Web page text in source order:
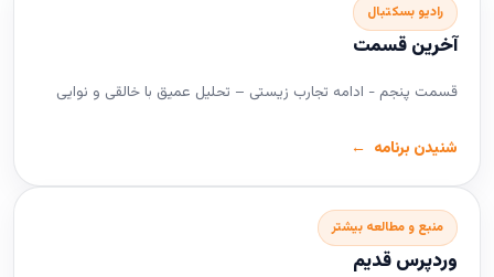
رادیو بسکتبال
آخرین قسمت
قسمت پنجم - ادامه تجارب زیستی – تحلیل عمیق با خالقی و نوایی
شنیدن برنامه
منبع و مطالعه بیشتر
وردپرس قدیم